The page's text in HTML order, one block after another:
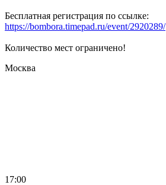
Бесплатная регистрация по ссылке:
https://bombora.timepad.ru/event/2920289/
Количество мест ограничено!
Москва
17:00